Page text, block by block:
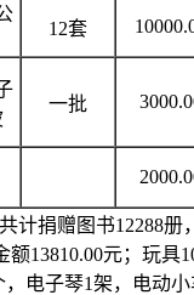
12套
一批
计捐赠图书12288册
额13810.00元；玩具
，电子琴1架，电动